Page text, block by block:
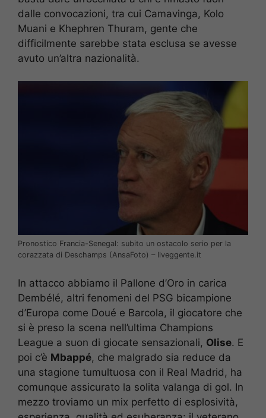
dalle convocazioni, tra cui Camavinga, Kolo
Muani e Khephren Thuram, gente che
difficilmente sarebbe stata esclusa se avesse
avuto un’altra nazionalità.
Pronostico Francia-Senegal: subito un ostacolo serio per la
corazzata di Deschamps (AnsaFoto) – Ilveggente.it
In attacco abbiamo il Pallone d’Oro in carica
Dembélé, altri fenomeni del PSG bicampione
d’Europa come Doué e Barcola, il giocatore che
si è preso la scena nell’ultima Champions
League a suon di giocate sensazionali, Olise. E
poi c’è Mbappé, che malgrado sia reduce da
una stagione tumultuosa con il Real Madrid, ha
comunque assicurato la solita valanga di gol. In
mezzo troviamo un mix perfetto di esplosività,